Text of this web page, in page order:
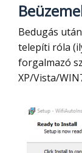
Bedugás után a Windows felajánlja, hogy a drivert
telepíti róla
forgalmazó
XP/Vista/